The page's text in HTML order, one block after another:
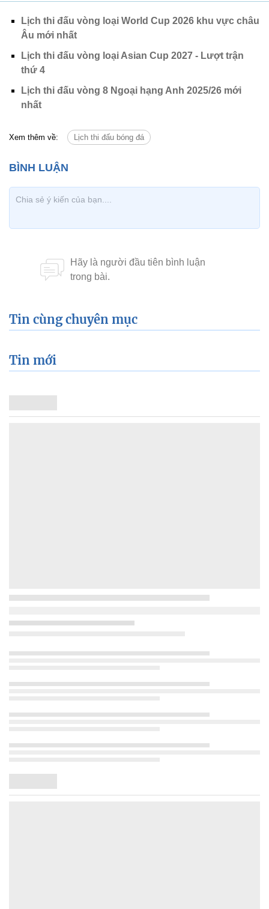
Lịch thi đấu vòng loại World Cup 2026 khu vực châu
Âu mới nhất
Lịch thi đấu vòng loại Asian Cup 2027 - Lượt trận
thứ 4
Lịch thi đấu vòng 8 Ngoại hạng Anh 2025/26 mới
nhất
Xem thêm về: Lịch thi đấu bóng đá
Tin cùng chuyên mục
Tin mới